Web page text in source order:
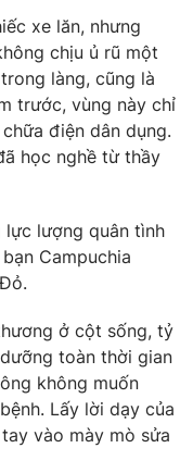
xe lăn, nhưng
chịu ủ rũ một
làng, cũng là
trước, vùng này chỉ
điện dân dụng.
học nghề từ thầy
lượng quân tình
Campuchia
ở cột sống, tỷ
toàn thời gian
không muốn
Lấy lời dạy của
vào mày mò sửa